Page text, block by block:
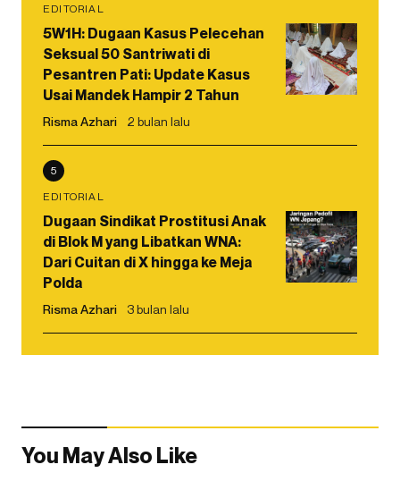
EDITORIAL
5W1H: Dugaan Kasus Pelecehan
Seksual 50 Santriwati di
Pesantren Pati: Update Kasus
Usai Mandek Hampir 2 Tahun
Risma Azhari 2 bulan lalu
5
EDITORIAL
Dugaan Sindikat Prostitusi Anak
di Blok M yang Libatkan WNA:
Dari Cuitan di X hingga ke Meja
Polda
Risma Azhari 3 bulan lalu
You May Also Like